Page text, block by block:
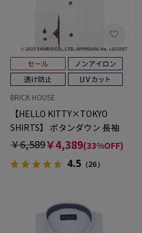
BRICK HOUSE
【HELLO KITTY×TOKYO
SHIRTS】 ボタンダウン 長袖
形態安定 ワイシャツ
￥6,589￥4,389(33%OFF)
4.5 （26）